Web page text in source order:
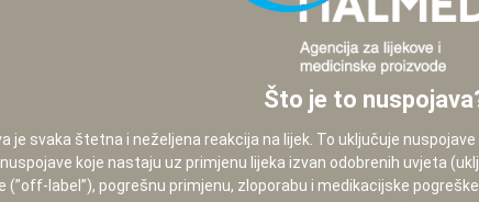
Što je to
je svaka štetna i neželjena reakcija na lijek. To uključuje
koje nastaju uz primjenu lijeka izvan odobrenih uvjeta
(”off-label”), pogrešnu primjenu, zloporabu i medikacijske